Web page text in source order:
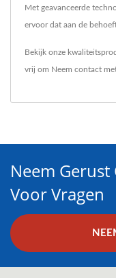
Met geavanceerde
ervoor dat aan de
Bekijk onze
vrij om Neem contact
Neem
Voor Vragen